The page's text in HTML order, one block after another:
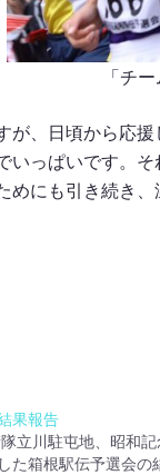
「チ
が、日頃から応
いっぱいです。
めにも引き続き、
果報告
立川駐屯地、昭和記
た箱根駅伝予選会の